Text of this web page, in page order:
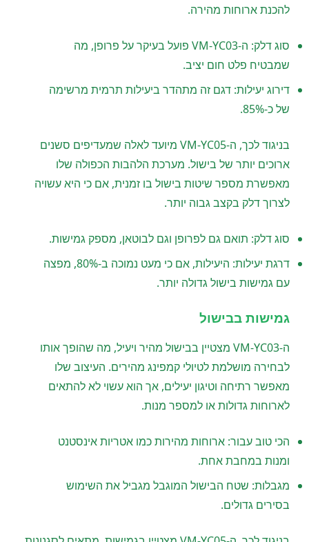
להכנת ארוחות מהירה.
סוג דלק: ה-VM-YC03 פועל בעיקר על פרופן, מה
שמבטיח פלט חום יציב.
דירוג יעילות: דגם זה מתהדר ביעילות תרמית מרשימה
של כ-85%.
בניגוד לכך, ה-VM-YC05 מיועד לאלה שמעדיפים סשנים
ארוכים יותר של בישול. מערכת הלהבות הכפולה שלו
מאפשרת מספר שיטות בישול בו זמנית, אם כי היא עשויה
לצרוך דלק בקצב גבוה יותר.
סוג דלק: תואם גם לפרופן וגם לבוטאן, מספק גמישות.
דרגת יעילות: היעילות, אם כי מעט נמוכה ב-80%, מפצה
עם גמישות בישול גדולה יותר.
גמישות בבישול
ה-VM-YC03 מצטיין בבישול מהיר ויעיל, מה שהופך אותו
לבחירה מושלמת לטיולי קמפינג מהירים. העיצוב שלו
מאפשר רתיחה וטיגון יעילים, אך הוא עשוי לא להתאים
לארוחות גדולות או למספר מנות.
הכי טוב עבור: ארוחות מהירות כמו אטריות אינסטנט
ומנות במחבת אחת.
מגבלות: שטח הבישול המוגבל מגביל את השימוש
בסירים גדולים.